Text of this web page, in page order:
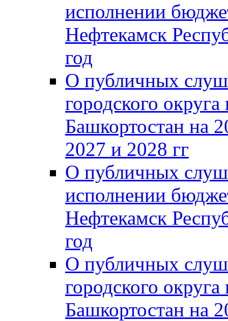
исполнении
Нефтекамск
год
О публичных
городского
Башкортостан на
2027 и 2028 гг
О публичных
исполнении
Нефтекамск
год
О публичных
городского
Башкортостан на